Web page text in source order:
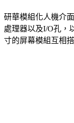
研華模組化人機介
處理器以及I/O孔，
寸的屏幕模組互相